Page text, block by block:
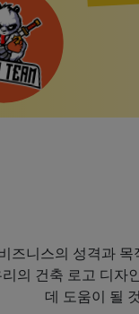
즈니스의 성격과
의 건축 로고 디
데 도움이 될